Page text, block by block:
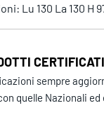
Lu 130 La 130 H
CERTIFICATI
sempre
quelle Nazionali ed